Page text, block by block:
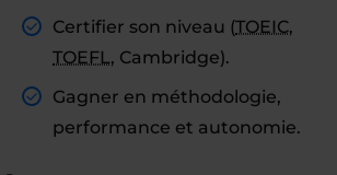
Certifier son niveau (TOEIC,
TOEFL, Cambridge).
Gagner en méthodologie,
performance et autonomie.